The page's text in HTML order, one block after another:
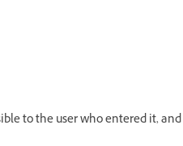
to the user who entered it, and